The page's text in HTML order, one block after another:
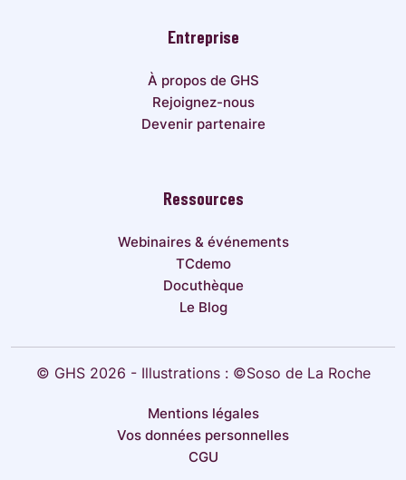
Entreprise
À propos de GHS
Rejoignez-nous
Devenir partenaire
Ressources
Webinaires & événements
TCdemo
Docuthèque
Le Blog
© GHS 2026 - Illustrations : ©Soso de La Roche
Mentions légales
Vos données personnelles
CGU